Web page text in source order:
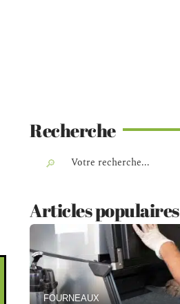
Recherche
Articles populaires
FOURNEAUX